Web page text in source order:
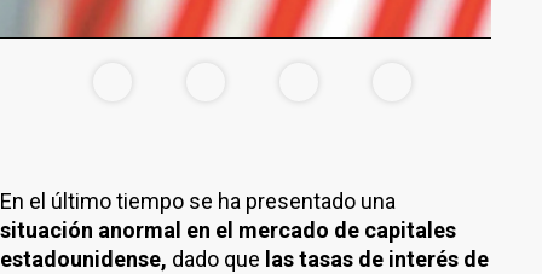
En el último tiempo se ha presentado una
situación anormal en el mercado de capitales
estadounidense, dado que las tasas de interés de